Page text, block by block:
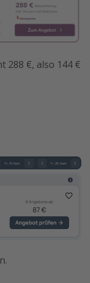
288 €, also 144 €